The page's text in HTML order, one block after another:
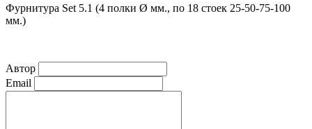
Фурнитура Set 5.1 (4 полки Ø мм., по 18 стоек 25-50-75-100
мм.)
Автор
Email